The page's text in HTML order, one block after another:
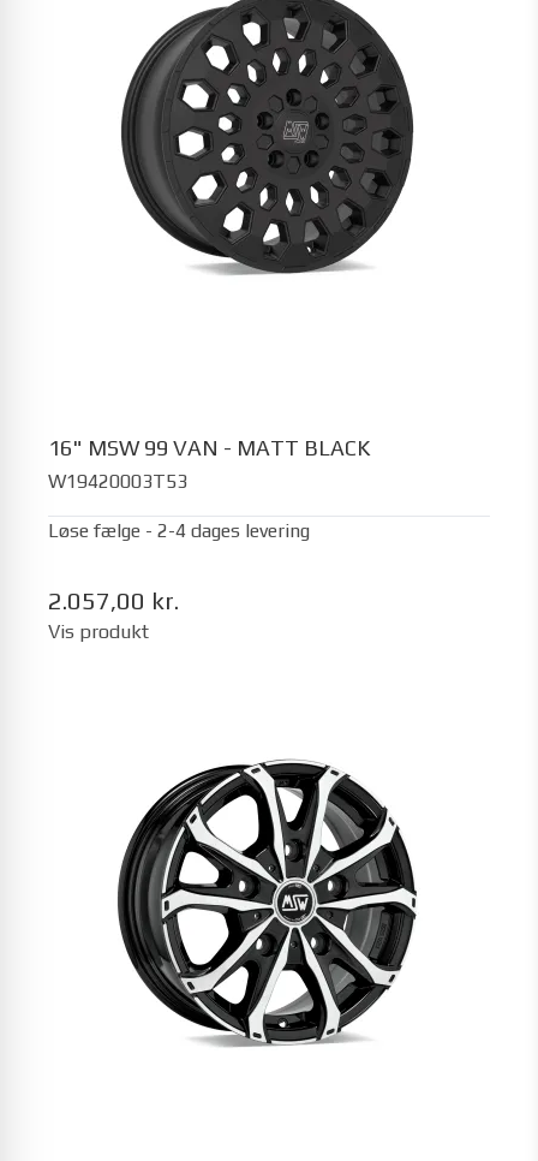
16" MSW 99 VAN - MATT BLACK
W19420003T53
Løse fælge - 2-4 dages levering
2.057,00 kr.
Vis produkt